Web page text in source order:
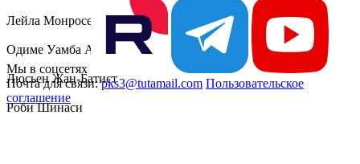
Лейла Монросе
Одиме Уамба Авола
Люсьен Жан-Батист
Роби Шинаси
Мы в соцсетях
Почта для связи:pks3@tutamail.com Пользовательское
соглашение